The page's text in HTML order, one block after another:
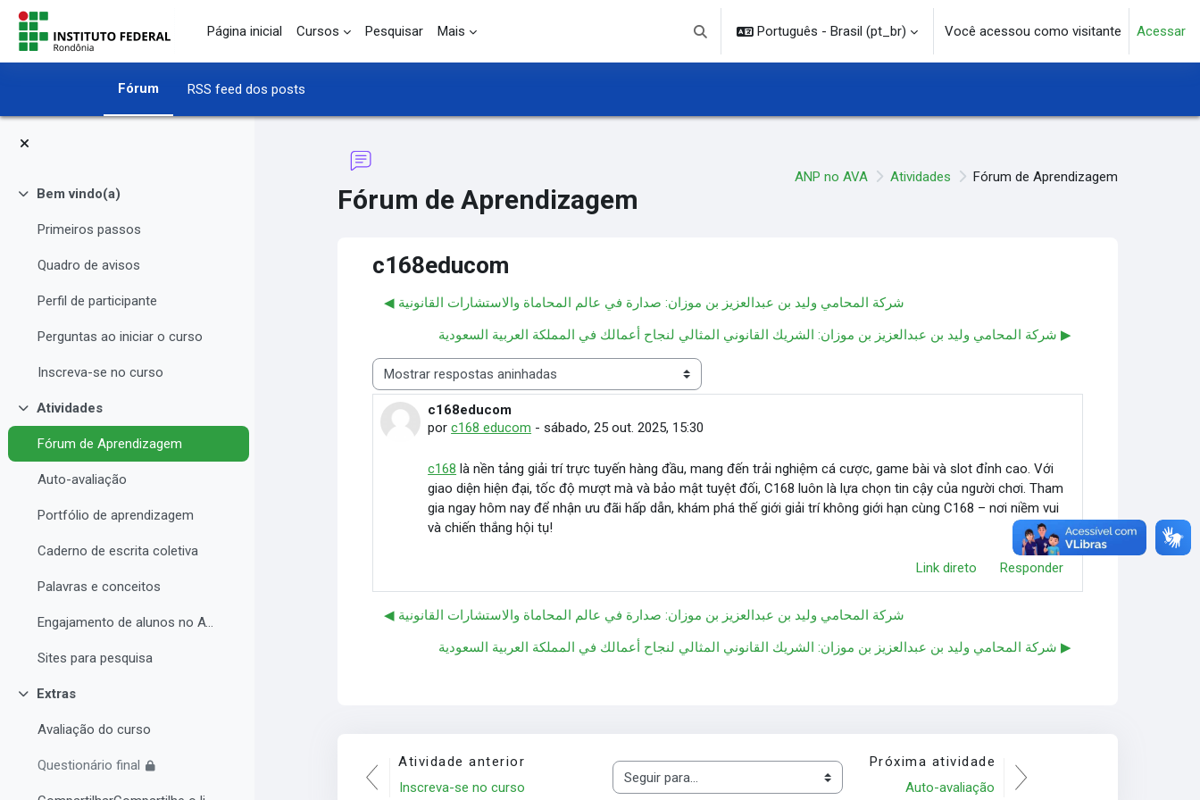
Ir para o conteúdo principal
Página inicial
Cursos Pesquisar Mais
Alternar entrada de pesquisa
Português - Brasil ‎(pt_br)‎ Você acessou como visitante Acessar
Fórum RSS feed dos posts
Contrair
Bem vindo(a)
Primeiros passos
Quadro de avisos
Perfil de participante
Perguntas ao iniciar o curso
Inscreva-se no curso
Contrair
Atividades
Fórum de Aprendizagem
Auto-avaliação
Portfólio de aprendizagem
Caderno de escrita coletiva
Palavras e conceitos
Engajamento de alunos no AVA e Desempenho Acadêmico
Sites para pesquisa
Contrair
Extras
Avaliação do curso
Questionário final
Fórum de Aprendizagem
ANP no AVA Atividades Fórum de Aprendizagem
c168educom
◀︎ شركة المحامي وليد بن عبدالعزيز بن موزان: صدارة في عالم المحاماة والاستشارات القانونية
شركة المحامي وليد بن عبدالعزيز بن موزان: الشريك القانوني المثالي لنجاح أعمالك في المملكة العربية السعودية ▶︎
Modo de visualização
c168educom
porc168 educom -sábado, 25 out. 2025, 15:30
Número de respostas: 0
c168 là nền tảng giải trí trực tuyến hàng đầu, mang đến trải nghiệm cá cược, game bài và slot đỉnh cao. Với
giao diện hiện đại, tốc độ mượt mà và bảo mật tuyệt đối, C168 luôn là lựa chọn tin cậy của người chơi. Tham
gia ngay hôm nay để nhận ưu đãi hấp dẫn, khám phá thế giới giải trí không giới hạn cùng C168 – nơi niềm vui
và chiến thắng hội tụ!
Link direto Responder
◀︎ شركة المحامي وليد بن عبدالعزيز بن موزان: صدارة في عالم المحاماة والاستشارات القانونية
شركة المحامي وليد بن عبدالعزيز بن موزان: الشريك القانوني المثالي لنجاح أعمالك في المملكة العربية السعودية ▶︎
Atividade anterior
Inscreva-se no curso
Seguir para...
Próxima atividade
Auto-avaliação